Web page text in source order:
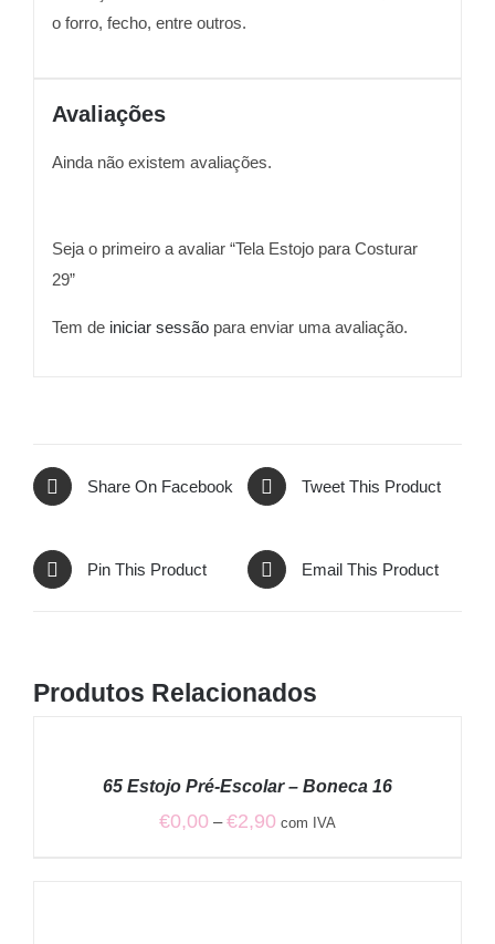
o forro, fecho, entre outros.
Avaliações
Ainda não existem avaliações.
Seja o primeiro a avaliar “Tela Estojo para Costurar
29”
Tem de iniciar sessãopara enviar uma avaliação.
Share On Facebook Tweet This Product
Pin This Product Email This Product
Produtos Relacionados
65 Estojo Pré-Escolar – Boneca 16
€0,00 – €2,90 Price
com IVA